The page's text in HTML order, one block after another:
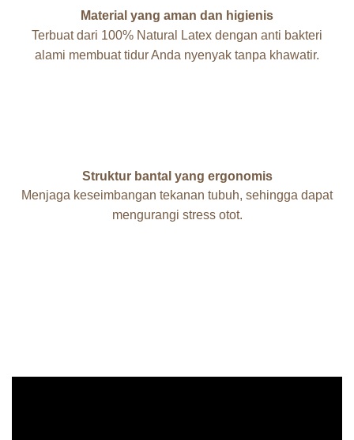
Material yang aman dan higienis
Terbuat dari 100% Natural Latex dengan anti bakteri
alami membuat tidur Anda nyenyak tanpa khawatir.
Struktur bantal yang ergonomis
Menjaga keseimbangan tekanan tubuh, sehingga dapat
mengurangi stress otot.